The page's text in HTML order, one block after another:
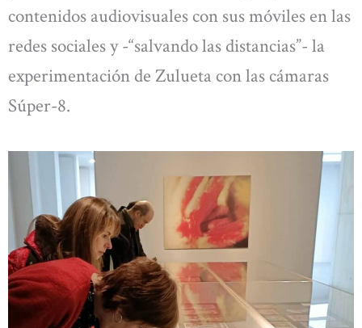
contenidos audiovisuales con sus móviles en las
redes sociales y -“salvando las distancias”- la
experimentación de Zulueta con las cámaras
Súper-8.